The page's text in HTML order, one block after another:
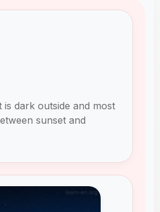
is dark outside and most
sunset and